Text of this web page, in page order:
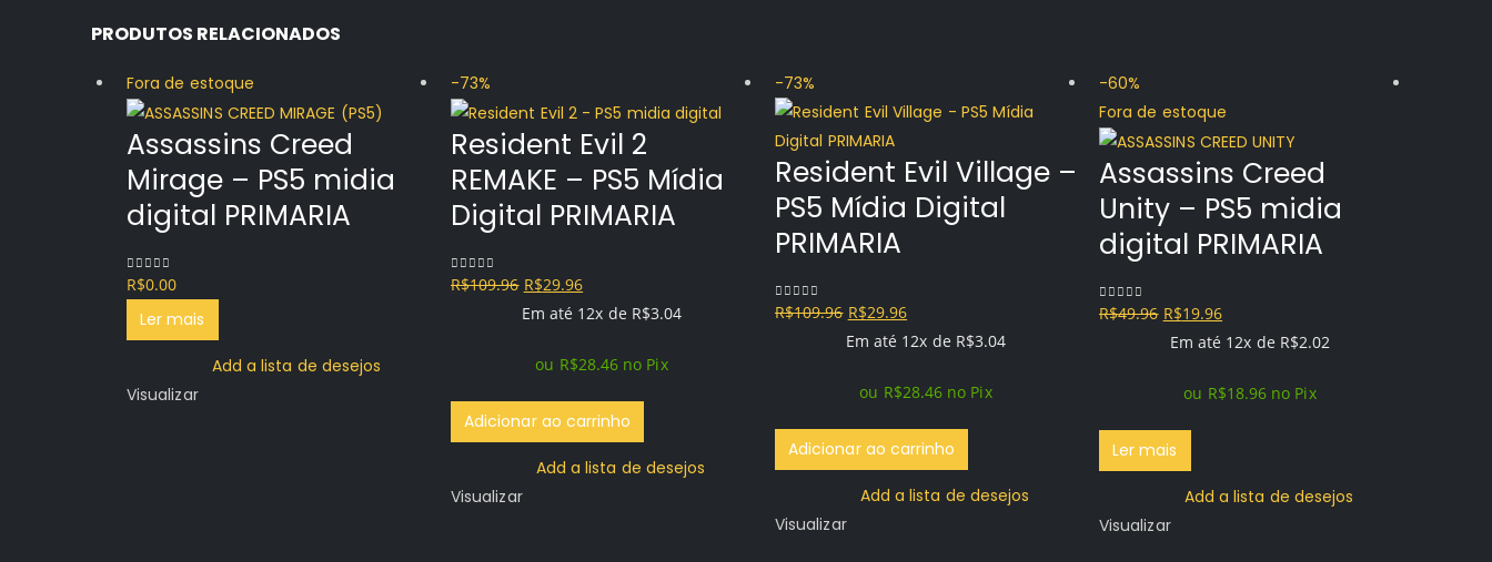
PRODUTOS RELACIONADOS
Fora de estoque
Assassins Creed
Mirage – PS5 midia
digital PRIMARIA
0out of 5
R$0.00
Ler mais
Add a lista de desejos
Visualizar
-73%
Resident Evil 2
REMAKE – PS5 Mídia
Digital PRIMARIA
0out of 5
R$109.96 O
preço
era:
R$109.96.
R$29.96O
preço
é:
R$29.96.
Em até 12x de R$3.04
ou R$28.46 no Pix
Adicionar ao carrinho
Add a lista de desejos
Visualizar
-73%
Resident Evil Village –
PS5 Mídia Digital
PRIMARIA
0out of 5
R$109.96 O
preço
era:
R$109.96.
R$29.96O
preço
é:
R$29.96.
Em até 12x de R$3.04
ou R$28.46 no Pix
Adicionar ao carrinho
Add a lista de desejos
Visualizar
-60%
Fora de estoque
Assassins Creed
Unity – PS5 midia
digital PRIMARIA
0out of 5
R$49.96 O
preço
era:
R$49.96.
R$19.96O
preço
é:
Em até 12x de R$2.02
ou R$18.96 no Pix
Ler mais
Add a lista de desejos
Visualizar